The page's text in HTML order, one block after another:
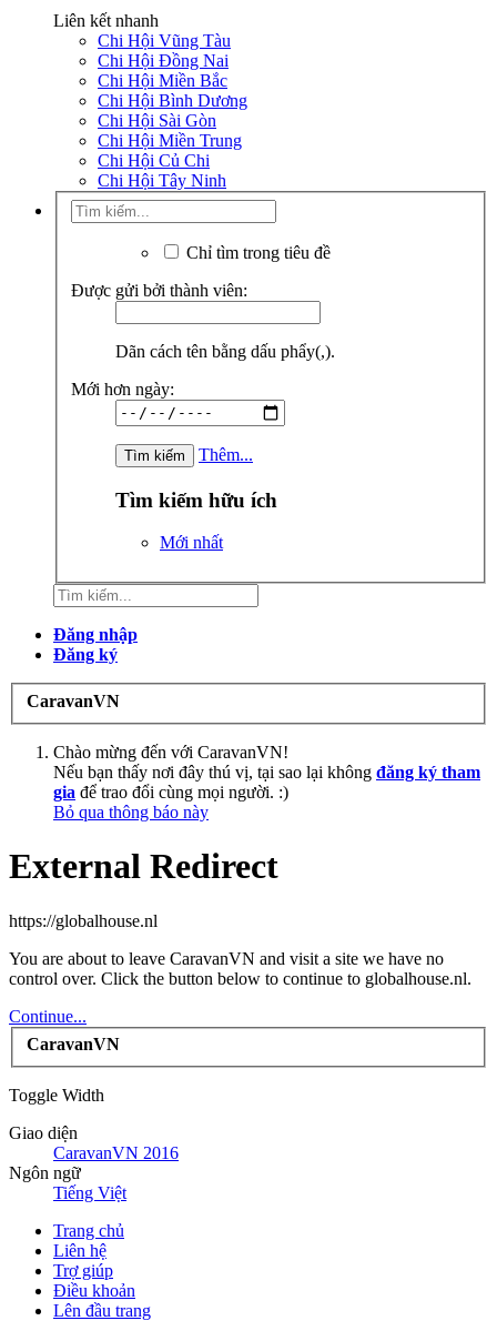
Liên kết nhanh
Chi Hội Vũng Tàu
Chi Hội Đồng Nai
Chi Hội Miền Bắc
Chi Hội Bình Dương
Chi Hội Sài Gòn
Chi Hội Miền Trung
Chi Hội Củ Chi
Chi Hội Tây Ninh
Chỉ tìm trong tiêu đề
Được gửi bởi thành viên:
Dãn cách tên bằng dấu phẩy(,).
Mới hơn ngày:
Thêm...
Tìm kiếm hữu ích
Mới nhất
Đăng nhập
Đăng ký
CaravanVN
Chào mừng đến với CaravanVN!
Nếu bạn thấy nơi đây thú vị, tại sao lại không đăng ký tham
gia để trao đổi cùng mọi người. :)
Bỏ qua thông báo này
External Redirect
https://globalhouse.nl
You are about to leave CaravanVN and visit a site we have no
control over. Click the button below to continue to globalhouse.nl.
Continue...
CaravanVN
Toggle Width
Giao diện
CaravanVN 2016
Ngôn ngữ
Tiếng Việt
Trang chủ
Liên hệ
Trợ giúp
Điều khoản
Lên đầu trang